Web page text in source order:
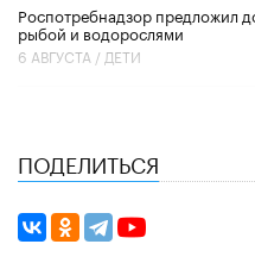
Роспотребнадзор предложил
рыбой и водорослями
6 АВГУСТА / ДЕТИ
ПОДЕЛИТЬСЯ